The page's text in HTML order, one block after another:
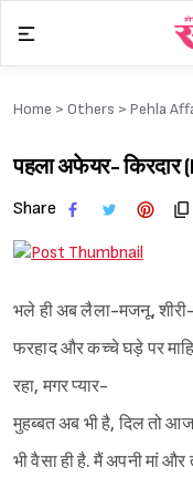
content
Home > Others > Pehla
पहला अफेयर- किरदार
Share
भले ही अब लैला-मजनू, शीरी-
फरहाद और कच्चे घड़े पर
रहा, मगर प्यार-
मुहब्बत अब भी है, दिल तो
भी वैसा ही है. मैं अपनी मां और